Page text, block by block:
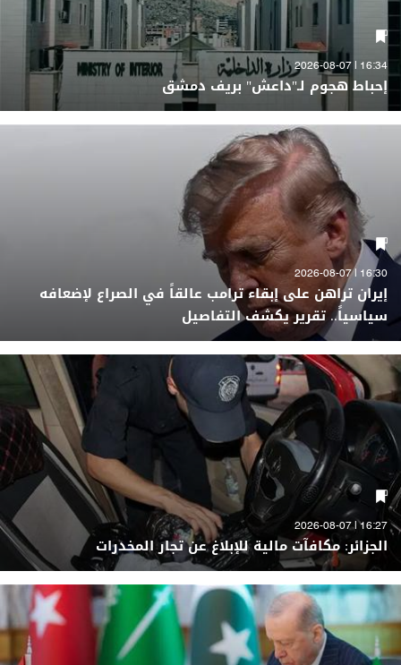
16:34 | 2026-08-07
إحباط هجوم لـ"داعش" بريف دمشق
16:30 | 2026-08-07
إيران تراهن على إبقاء ترامب عالقاً في الصراع لإضعافه
سياسياً.. تقرير يكشف التفاصيل
16:27 | 2026-08-07
الجزائر: مكافآت مالية للإبلاغ عن تجار المخدرات